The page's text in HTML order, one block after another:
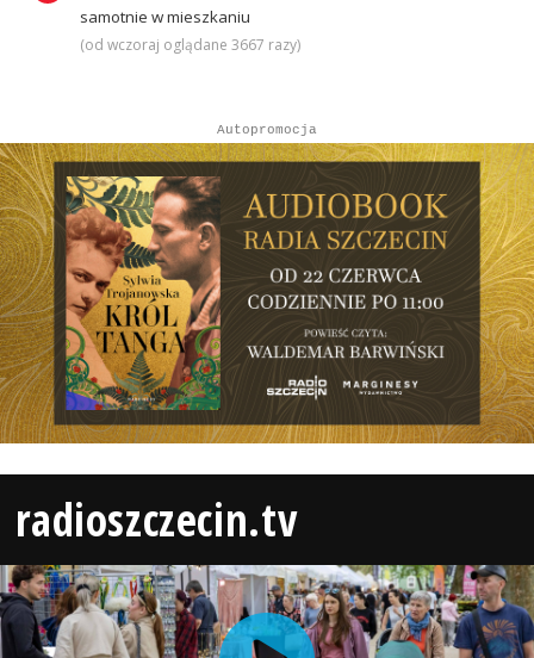
samotnie w mieszkaniu
(od wczoraj oglądane 3667 razy)
Autopromocja
radioszczecin.tv